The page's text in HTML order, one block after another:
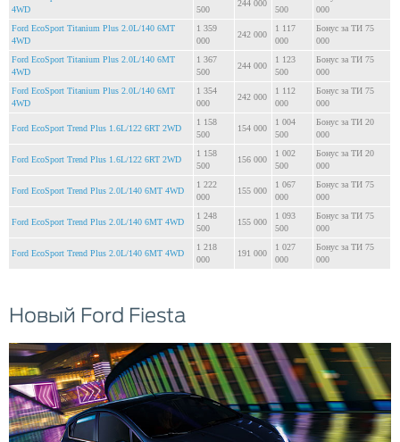
4WD
500
244 000
500
000
Ford EcoSport Titanium Plus 2.0L/140 6MT
4WD
1 359
000
242 000
1 117
000
Бонус за ТИ 75
000
Ford EcoSport Titanium Plus 2.0L/140 6MT
4WD
1 367
500
244 000
1 123
500
Бонус за ТИ 75
000
Ford EcoSport Titanium Plus 2.0L/140 6MT
4WD
1 354
000
242 000
1 112
000
Бонус за ТИ 75
000
Ford EcoSport Trend Plus 1.6L/122 6RT 2WD
1 158
500
154 000
1 004
500
Бонус за ТИ 20
000
Ford EcoSport Trend Plus 1.6L/122 6RT 2WD
1 158
500
156 000
1 002
500
Бонус за ТИ 20
000
Ford EcoSport Trend Plus 2.0L/140 6MT 4WD
1 222
000
155 000
1 067
000
Бонус за ТИ 75
000
Ford EcoSport Trend Plus 2.0L/140 6MT 4WD
1 248
500
155 000
1 093
500
Бонус за ТИ 75
000
Ford EcoSport Trend Plus 2.0L/140 6MT 4WD
1 218
000
191 000
1 027
000
Бонус за ТИ 75
000
Новый Ford Fiesta